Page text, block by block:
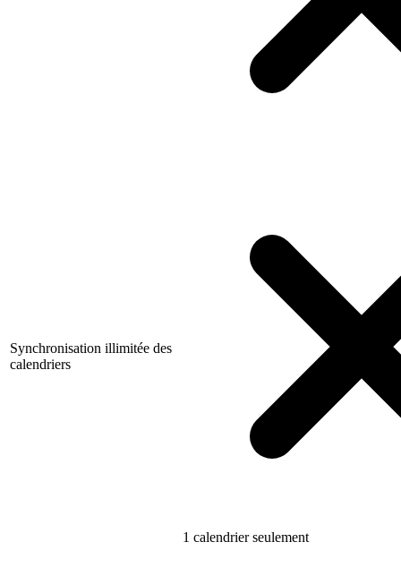
Synchronisation illimitée des
calendriers
1 calendrier seulement